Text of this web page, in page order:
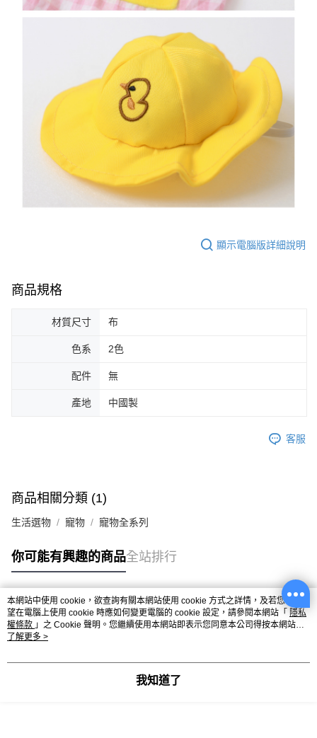
顯示電腦版詳細說明
商品規格
材質尺寸 布
色系 2色
配件 無
產地 中國製
客服
商品相關分類 (1)
生活選物 寵物 寵物全系列
你可能有興趣的商品全站排行
熱門標籤
本網站中使用 cookie，欲查詢有關本網站使用 cookie 方式之詳情，及若您不希
望在電腦上使用 cookie 時應如何變更電腦的 cookie 設定，請參閱本網站「 隱私
權條款 」之 Cookie 聲明。您繼續使用本網站即表示您同意本公司得按本網站使
用條款之 Cookie 聲明使用 cookie。
了解更多 >
我知道了